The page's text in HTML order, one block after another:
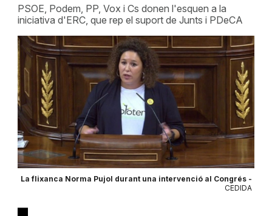
PSOE, Podem, PP, Vox i Cs donen l'esquen a la
iniciativa d'ERC, que rep el suport de Junts i PDeCA
La flixanca Norma Pujol durant una intervenció al Congrés -
CEDIDA